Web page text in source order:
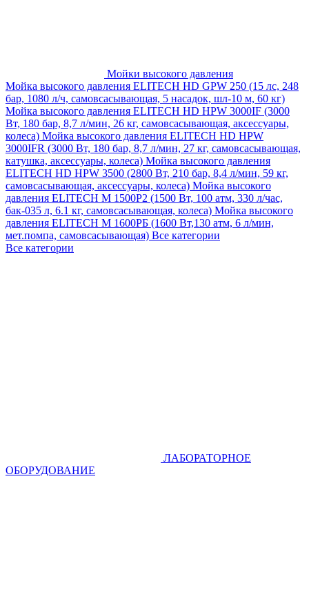
Мойки высокого давления
Мойка высокого давления ELITECH HD GPW 250 (15 лс, 248
бар, 1080 л/ч, самовсасывающая, 5 насадок, шл-10 м, 60 кг)
Мойка высокого давления ELITECH HD HPW 3000IF (3000
Вт, 180 бар, 8,7 л/мин, 26 кг, самовсасывающая, аксессуары,
колеса) Мойка высокого давления ELITECH HD HPW
3000IFR (3000 Вт, 180 бар, 8,7 л/мин, 27 кг, самовсасывающая,
катушка, аксессуары, колеса) Мойка высокого давления
ELITECH HD HPW 3500 (2800 Вт, 210 бар, 8,4 л/мин, 59 кг,
самовсасывающая, аксессуары, колеса) Мойка высокого
давления ELITECH M 1500P2 (1500 Вт, 100 атм, 330 л/час,
бак-035 л, 6.1 кг, самовсасывающая, колеса) Мойка высокого
давления ELITECH М 1600РБ (1600 Вт,130 атм, 6 л/мин,
мет.помпа, самовсасывающая) Все категории
Все категории
ЛАБОРАТОРНОЕ
ОБОРУДОВАНИЕ